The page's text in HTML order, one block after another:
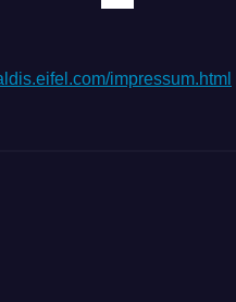
impressum.html